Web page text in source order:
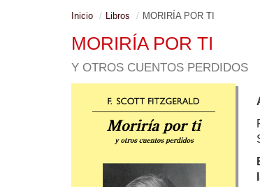
Inicio Libros MORIRÍA POR TI
MORIRÍA POR TI
Y OTROS CUENTOS PERDIDOS